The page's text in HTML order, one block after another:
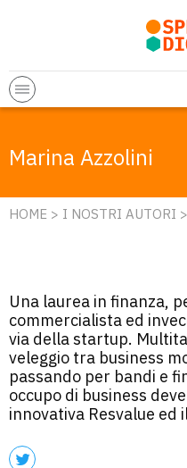
Marina Azzolini
HOME > I NOSTRI AUTORI
Una laurea in finanza,
commercialista ed
via della startup.
veleggio tra business
passando per bandi e
occupo di business
innovativa Resvalue